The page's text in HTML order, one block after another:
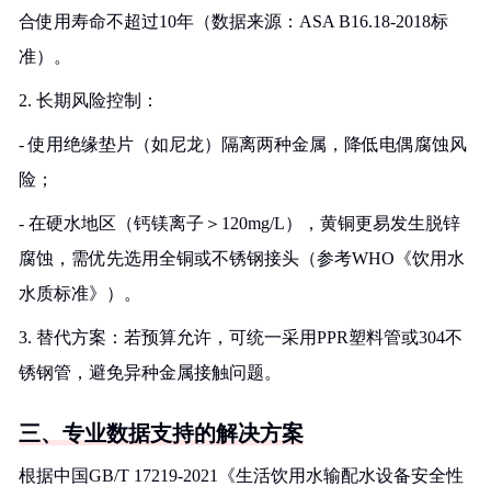
合使用寿命不超过10年（数据来源：ASA B16.18-2018标
准）。
2. 长期风险控制：
- 使用绝缘垫片（如尼龙）隔离两种金属，降低电偶腐蚀风
险；
- 在硬水地区（钙镁离子＞120mg/L），黄铜更易发生脱锌
腐蚀，需优先选用全铜或不锈钢接头（参考WHO《饮用水
水质标准》）。
3. 替代方案：若预算允许，可统一采用PPR塑料管或304不
锈钢管，避免异种金属接触问题。
三、专业数据支持的解决方案
根据中国GB/T 17219-2021《生活饮用水输配水设备安全性